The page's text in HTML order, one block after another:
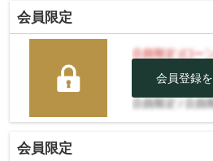
会員限定
会員登録
会員限定